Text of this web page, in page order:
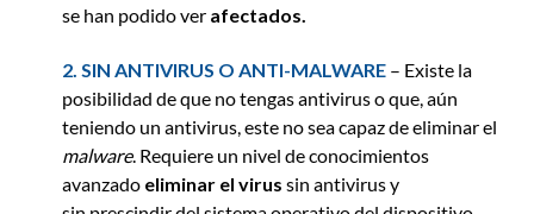
se han podido ver afectados.
2. SIN ANTIVIRUS O ANTI-MALWARE – Existe la
posibilidad de que no tengas antivirus o que, aún
teniendo un antivirus, este no sea capaz de eliminar el
malware. Requiere un nivel de conocimientos
avanzado eliminar el virus sin antivirus y